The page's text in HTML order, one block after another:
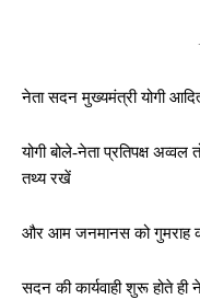
नेता सदन मुख्यमंत्री योगी
योगी बोले-नेता प्रतिपक्ष
तथ्य रखें
और आम जनमानस को गुमराह
सदन की कार्यवाही शुरू होते